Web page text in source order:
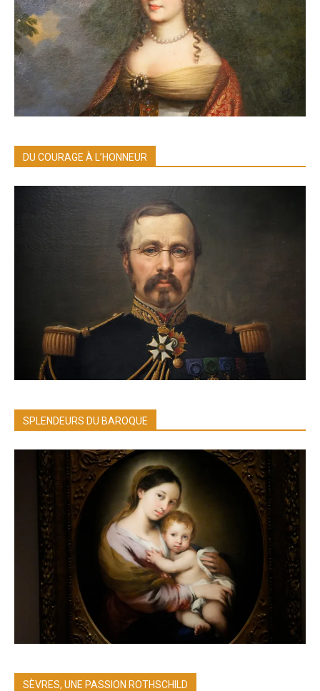
DU COURAGE À L’HONNEUR
SPLENDEURS DU BAROQUE
SÈVRES, UNE PASSION ROTHSCHILD